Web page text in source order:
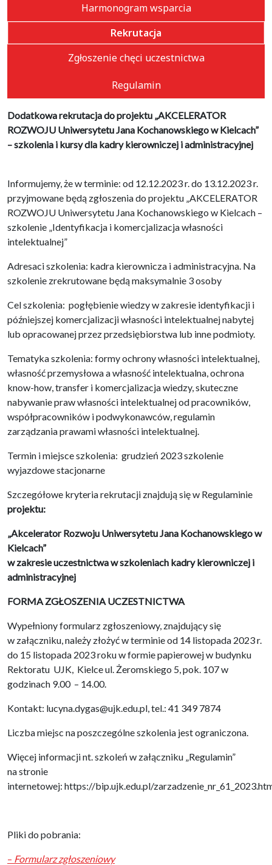
Harmonogram wsparcia
Rekrutacja
Zgłoszenie chęci uczestnictwa
Regulamin
Dodatkowa rekrutacja do projektu „AKCELERATOR
ROZWOJU Uniwersytetu Jana Kochanowskiego w Kielcach”
– szkolenia i kursy dla kadry kierowniczej i administracyjnej
Informujemy, że w terminie: od 12.12.2023 r. do 13.12.2023 r.
przyjmowane będą zgłoszenia do projektu „AKCELERATOR
ROZWOJU Uniwersytetu Jana Kochanowskiego w Kielcach –
szkolenie „Identyfikacja i komercjalizacja własności
intelektualnej”
Adresaci szkolenia: kadra kierownicza i administracyjna. Na
szkolenie zrekrutowane będą maksymalnie 3 osoby
Cel szkolenia: pogłębienie wiedzy w zakresie identyfikacji i
późniejszej komercjalizacji własności intelektualnej nabytej
lub opracowanej przez przedsiębiorstwa lub inne podmioty.
Tematyka szkolenia: formy ochrony własności intelektualnej,
własność przemysłowa a własność intelektualna, ochrona
know-how, transfer i komercjalizacja wiedzy, skuteczne
nabywanie praw własności intelektualnej od pracowników,
współpracowników i podwykonawców, regulamin
zarządzania prawami własności intelektualnej.
Termin i miejsce szkolenia: grudzień 2023 szkolenie
wyjazdowe stacjonarne
Szczegółowe kryteria rekrutacji znajdują się w Regulaminie
projektu:
„Akcelerator Rozwoju Uniwersytetu Jana Kochanowskiego w
Kielcach”
w zakresie uczestnictwa w szkoleniach kadry kierowniczej i
administracyjnej
FORMA ZGŁOSZENIA UCZESTNICTWA
Wypełniony formularz zgłoszeniowy, znajdujący się
w załączniku, należy złożyć w terminie od 14 listopada 2023 r.
do 15 listopada 2023 roku w formie papierowej w budynku
Rektoratu UJK, Kielce ul. Żeromskiego 5, pok. 107 w
godzinach 9.00 – 14.00.
Kontakt: lucyna.dygas@ujk.edu.pl, tel.: 41 349 7874
Liczba miejsc na poszczególne szkolenia jest ograniczona.
Więcej informacji nt. szkoleń w załączniku „Regulamin”
na stronie
internetowej: https://bip.ujk.edu.pl/
Pliki do pobrania:
– Formularz zgłoszeniowy